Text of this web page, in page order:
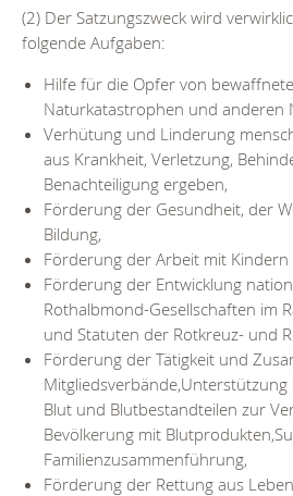
(2) Der Satzungszweck wird
folgende Aufgaben:
Hilfe für die Opfer von
Naturkatastrophen und anderen
Verhütung und Linderung
aus Krankheit, Verletzung,
Benachteiligung ergeben,
Förderung der Gesundheit, der
Bildung,
Förderung der Arbeit mit Kindern
Förderung der Entwicklung
Rothalbmond-Gesellschaften im
und Statuten der Rotkreuz- und
Förderung der Tätigkeit und
Mitgliedsverbände,Unterstützung
Blut und Blutbestandteilen zur
Bevölkerung mit
Familienzusammenführung,
Förderung der Rettung aus